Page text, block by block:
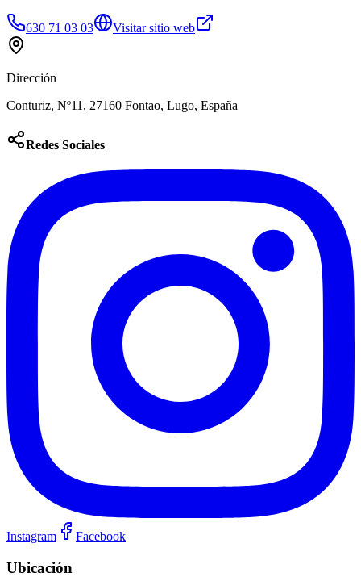
630 71 03 03 Visitar sitio web
Dirección
Conturiz, Nº11, 27160 Fontao, Lugo, España
Redes Sociales
Instagram Facebook
Ubicación